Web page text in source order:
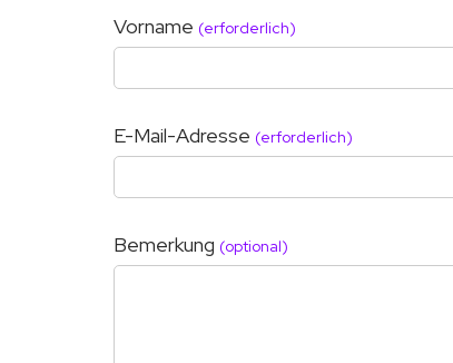
Vorname (erforderlich)
E-Mail-Adresse (erforderlich)
Bemerkung (optional)